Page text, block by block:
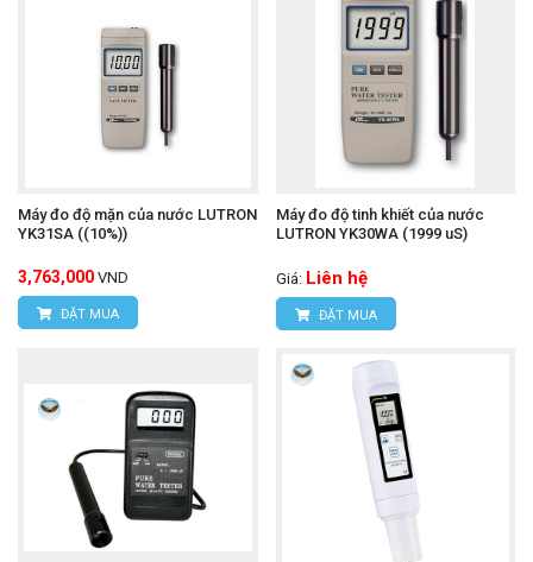
Máy đo độ mặn của nước LUTRON
YK31SA ((10%))
3,763,000 VND
ĐẶT MUA
Máy đo độ tinh khiết của nước
LUTRON YK30WA (1999 uS)
Giá: Liên hệ
ĐẶT MUA